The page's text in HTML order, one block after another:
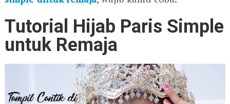
Tutorial Hijab Paris Simple
untuk Remaja